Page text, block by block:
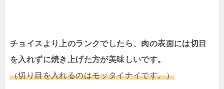
チョイスより上のランクでしたら、肉の表面には切目
を入れずに焼き上げた方が美味しいです。
（切り目を入れるのはモッタイナイです。）